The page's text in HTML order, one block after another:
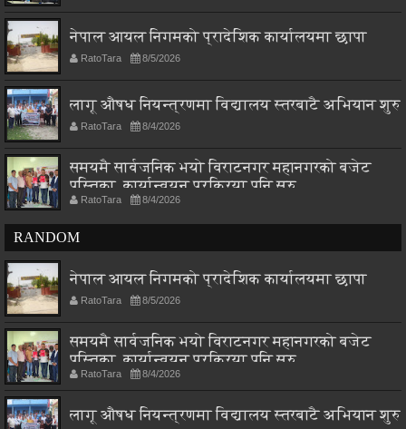
नेपाल आयल निगमको प्रादेशिक कार्यालयमा छापा
RatoTara 8/5/2026
लागू औषध नियन्त्रणमा विद्यालय स्तरबाटै अभियान शुरु
RatoTara 8/4/2026
समयमै सार्वजनिक भयो विराटनगर महानगरको बजेट
पुस्तिका, कार्यान्वयन प्रक्रिया पनि सुरु
RatoTara 8/4/2026
RANDOM
नेपाल आयल निगमको प्रादेशिक कार्यालयमा छापा
RatoTara 8/5/2026
समयमै सार्वजनिक भयो विराटनगर महानगरको बजेट
पुस्तिका, कार्यान्वयन प्रक्रिया पनि सुरु
RatoTara 8/4/2026
लागू औषध नियन्त्रणमा विद्यालय स्तरबाटै अभियान शुरु